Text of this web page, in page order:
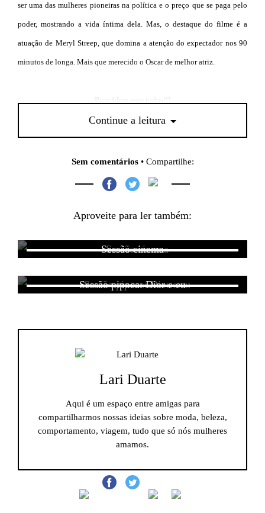
ser uma das mulheres pioneiras na política e o preço que se paga pelo
poder, mostrando a vida íntima dela. Mas, o destaque do filme é a
atuação de Meryl Streep, que domina a atenção do expectador nos 90
minutos de longa. Mais que merecido o Oscar de melhor atriz.
Bom filme para todos!!!
Continue a leitura
Sem comentários• Compartilhe:
Aproveite para ler também:
Sessão cinema
Sessão pipoca: Dior e eu
Lari Duarte
Aqui é um espaço entre amigas para
compartilharmos nossas ideias sobre moda, beleza,
comportamento, viagem, tudo que só nós mulheres
amamos.